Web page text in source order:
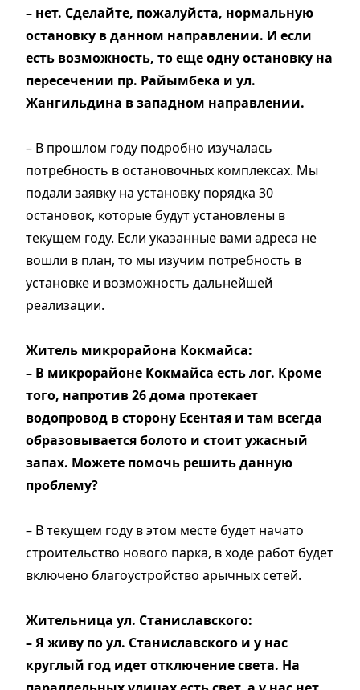
– нет. Сделайте, пожалуйста, нормальную
остановку в данном направлении. И если
есть возможность, то еще одну остановку на
пересечении пр. Райымбека и ул.
Жангильдина в западном направлении.
– В прошлом году подробно изучалась
потребность в остановочных комплексах. Мы
подали заявку на установку порядка 30
остановок, которые будут установлены в
текущем году. Если указанные вами адреса не
вошли в план, то мы изучим потребность в
установке и возможность дальнейшей
реализации.
Житель микрорайона Кокмайса:
– В микрорайоне Кокмайса есть лог. Кроме
того, напротив 26 дома протекает
водопровод в сторону Есентая и там всегда
образовывается болото и стоит ужасный
запах. Можете помочь решить данную
проблему?
– В текущем году в этом месте будет начато
строительство нового парка, в ходе работ будет
включено благоустройство арычных сетей.
Жительница ул. Станиславского:
– Я живу по ул. Станиславского и у нас
круглый год идет отключение света. На